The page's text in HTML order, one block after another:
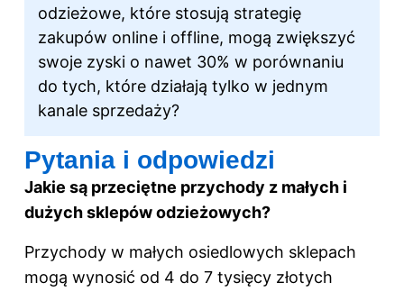
odzieżowe, które stosują strategię
zakupów online i offline, mogą zwiększyć
swoje zyski o nawet 30% w porównaniu
do tych, które działają tylko w jednym
kanale sprzedaży?
Pytania i odpowiedzi
Jakie są przeciętne przychody z małych i
dużych sklepów odzieżowych?
Przychody w małych osiedlowych sklepach
mogą wynosić od 4 do 7 tysięcy złotych